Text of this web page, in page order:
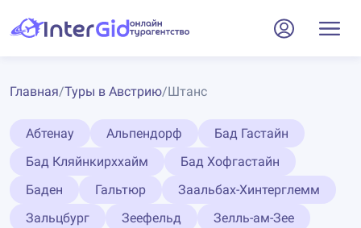
Главная/Туры в Австрию/Штанс
Абтенау Альпендорф
Бад Гастайн
Бад Кляйнкирххайм
Бад Хофгастайн
Баден
Гальтюр
Заальбах-Хинтерглемм
Зальцбург
Зеефельд
Зелль-ам-Зее